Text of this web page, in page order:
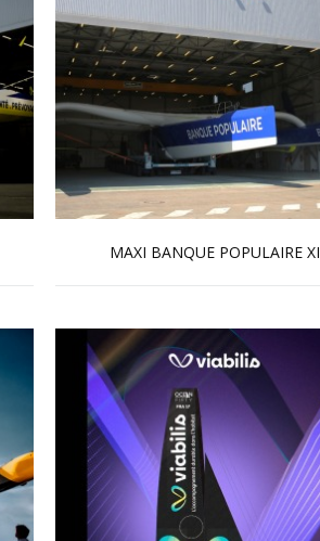
MAXI BANQUE POPULAIRE XI
En savoir plus...